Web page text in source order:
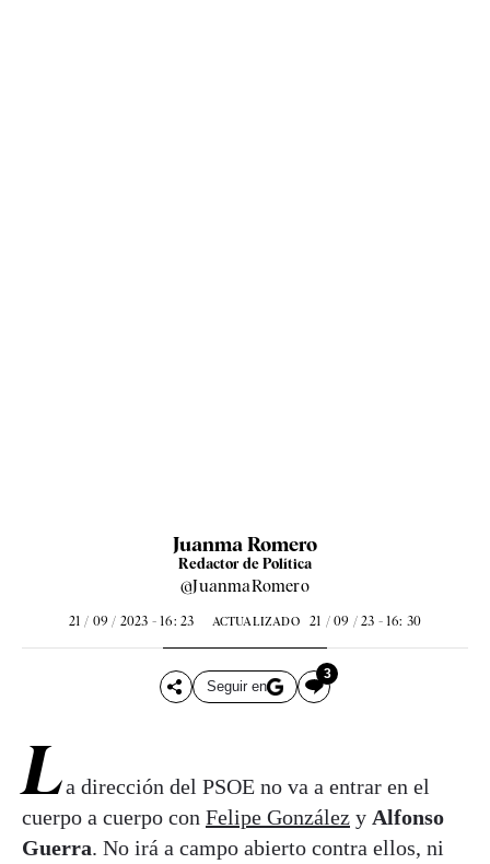
Juanma Romero
Redactor de Política
@JuanmaRomero
21 / 09 / 2023 - 16: 23 ACTUALIZADO 21 / 09 / 23 - 16: 30
Seguir en
3
La dirección del PSOE no va a entrar en el
cuerpo a cuerpo con Felipe González y Alfonso
Guerra. No irá a campo abierto contra ellos, ni